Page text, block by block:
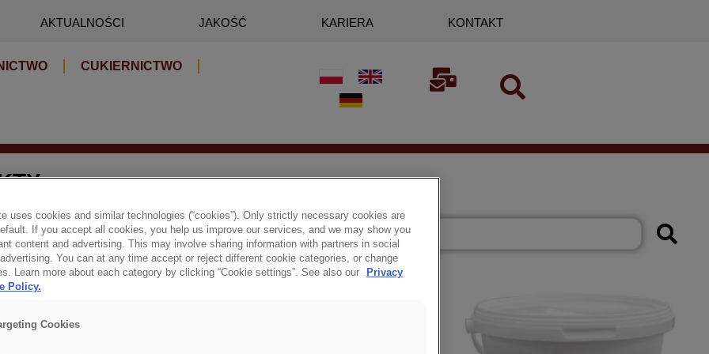
AKTUALNOŚCI JAKOŚĆ KARIERA KONTAKT
CUKIERNICTWO
uses cookies and similar technologies (“cookies”). Only strictly necessary cookies are
If you accept all cookies, you help us improve our services, and we may show you
content and advertising. This may involve sharing information with partners in social
You can at any time accept or reject different cookie categories, or change
Learn more about each category by clicking “Cookie settings”. See also our
Privacy
Policy.
Cookies